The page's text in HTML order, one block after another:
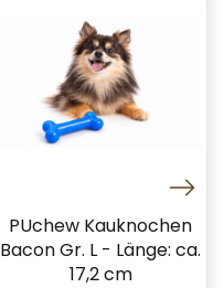
PUchew Kauknochen
Bacon Gr. L - Länge: ca.
17,2 cm